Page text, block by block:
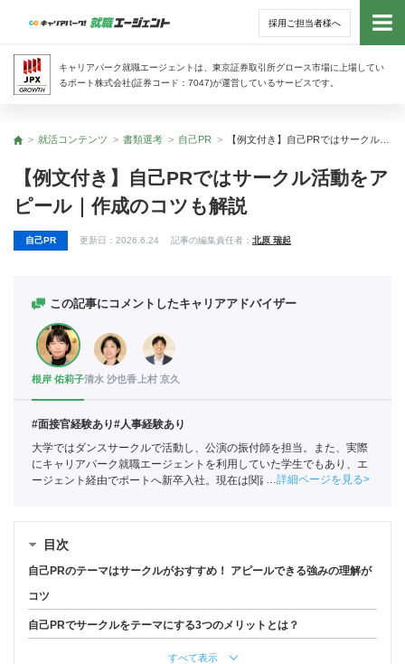
採用ご担当者様へ
キャリアパーク就職エージェントは、東京証券取引所グロース市場に上場してい
るポート株式会社(証券コード：7047)が運営しているサービスです。
トッ
トップ
就活コンテンツ 書類選考 自己PR
【例文付き】自己PRではサークル活動をア
ピール｜作成のコツも解説
自己PR 更新日： 2026.6.24 記事の編集責任者： 北原 瑞起
この記事にコメントしたキャリアアドバイザー
根岸 佑莉子清水 沙也香 上村 京久
#面接官経験あり#人事経験あり
大学ではダンスサークルで活動し、公演の振付師を担当。また、実際
にキャリアパーク就職エージェントを利用していた学生でもあり、エ
ージェント経由でポートへ新卒入社。現在は関西の学生への支援を中
詳細ページを見る
目次
自己PRのテーマはサークルがおすすめ！ アピールできる強みの理解が
コツ
自己PRでサークルをテーマにする3つのメリットとは？
すべて表示